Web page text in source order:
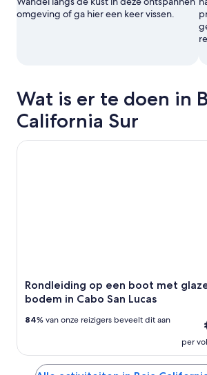
omgeving of ga hier een keer vissen.
Wat is er te doen in
California Sur
Rondleiding op een boot met
bodem in Cabo San Lucas
per
84% van onze reizigers beveelt dit aan
Rondleiding op een boot met glazen